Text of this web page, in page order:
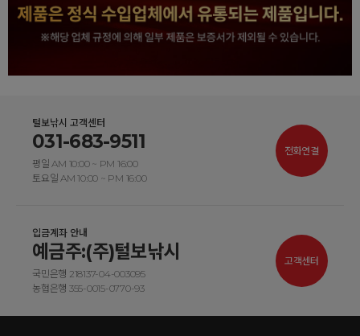
털보낚시 고객센터
031-683-9511
평일 AM 10:00 ~ PM 16:00
토요일 AM 10:00 ~ PM 16:00
전화연결
입금계좌 안내
예금주:(주)털보낚시
국민은행 218137-04-003095
농협은행 355-0015-0770-93
고객센터